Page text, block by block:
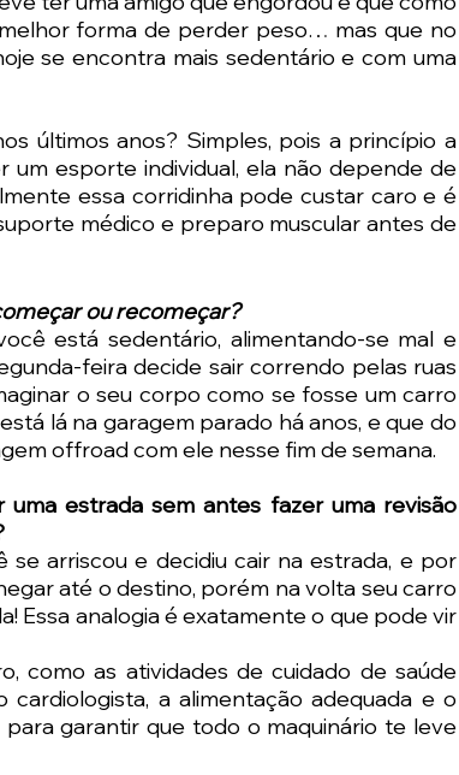
forma de perder peso… mas que no
se encontra mais sedentário e com uma
últimos anos? Simples, pois a princípio a
um esporte individual, ela não depende de
essa corridinha pode custar caro e é
médico e preparo muscular antes de
ou recomeçar?
está sedentário, alimentando-se mal e
feira decide sair correndo pelas ruas
o seu corpo como se fosse um carro
lá na garagem parado há anos, e que do
offroad com ele nesse fim de semana.
estrada sem antes fazer uma revisão
se arriscou e decidiu cair na estrada, e por
até o destino, porém na volta seu carro
Essa analogia é exatamente o que pode vir
como as atividades de cuidado de saúde
a alimentação adequada e o
garantir que todo o maquinário te leve